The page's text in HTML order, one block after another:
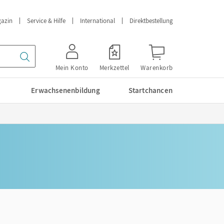
Service & Hilfe International Direktbestellung
Mein Konto Merkzettel Warenkorb
Erwachsenenbildung Startchancen